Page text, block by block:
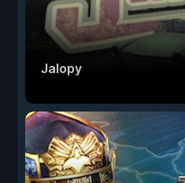
Jalopy